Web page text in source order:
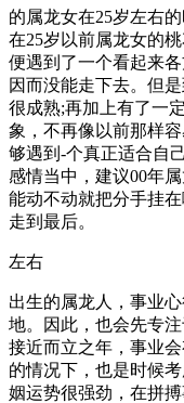
的属龙女在25岁左右
在25岁以前属龙女的
便遇到了一个看起来
因而没能走下去。但
很成熟;再加上有了一
象，不再像以前那样
够遇到-个真正适合自
感情当中，建议00年
能动不动就把分手挂
走到最后。
左右
出生的属龙人，事业
地。因此，也会先专
接近而立之年，事业
的情况下，也是时候
姻运势很强劲，在拼